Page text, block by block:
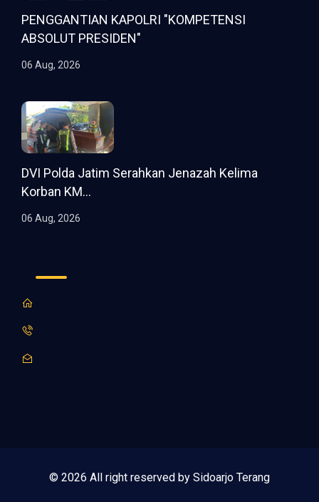
PENGGANTIAN KAPOLRI "KOMPETENSI
ABSOLUT PRESIDEN"
06 Aug, 2026
DVI Polda Jatim Serahkan Jenazah Kelima
Korban KM...
06 Aug, 2026
© 2026 All right reserved by Sidoarjo Terang